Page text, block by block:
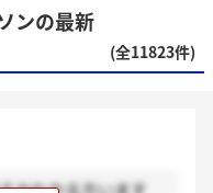
ンの最新
(全11823件)